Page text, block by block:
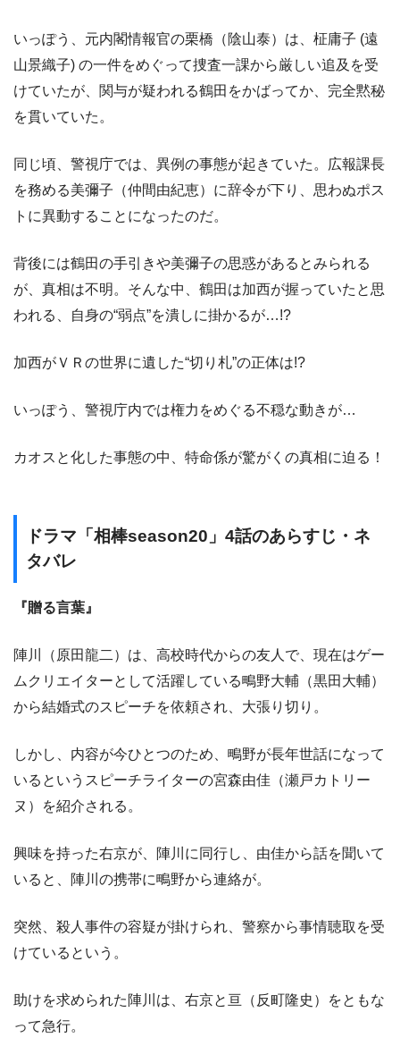
いっぽう、元内閣情報官の栗橋（陰山泰）は、柾庸子 (遠
山景織子) の一件をめぐって捜査一課から厳しい追及を受
けていたが、関与が疑われる鶴田をかばってか、完全黙秘
を貫いていた。
同じ頃、警視庁では、異例の事態が起きていた。広報課長
を務める美彌子（仲間由紀恵）に辞令が下り、思わぬポス
トに異動することになったのだ。
背後には鶴田の手引きや美彌子の思惑があるとみられる
が、真相は不明。そんな中、鶴田は加西が握っていたと思
われる、自身の“弱点”を潰しに掛かるが…!?
加西がＶＲの世界に遺した“切り札”の正体は!?
いっぽう、警視庁内では権力をめぐる不穏な動きが…
カオスと化した事態の中、特命係が驚がくの真相に迫る！
ドラマ「相棒season20」4話のあらすじ・ネ
タバレ
『贈る言葉』
陣川（原田龍二）は、高校時代からの友人で、現在はゲー
ムクリエイターとして活躍している鴫野大輔（黒田大輔）
から結婚式のスピーチを依頼され、大張り切り。
しかし、内容が今ひとつのため、鴫野が長年世話になって
いるというスピーチライターの宮森由佳（瀬戸カトリー
ヌ）を紹介される。
興味を持った右京が、陣川に同行し、由佳から話を聞いて
いると、陣川の携帯に鴫野から連絡が。
突然、殺人事件の容疑が掛けられ、警察から事情聴取を受
けているという。
助けを求められた陣川は、右京と亘（反町隆史）をともな
って急行。